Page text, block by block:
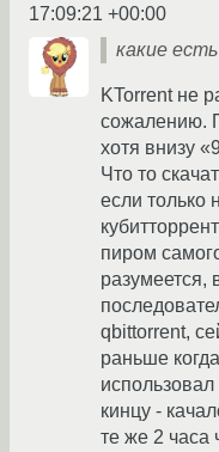
17:09:21 +00:00
какие
KTorrent не
сожалению.
хотя внизу
Что то
если только
пиром
разумеется,
qbittorrent,
раньше
кинцу -
те же 2 часа